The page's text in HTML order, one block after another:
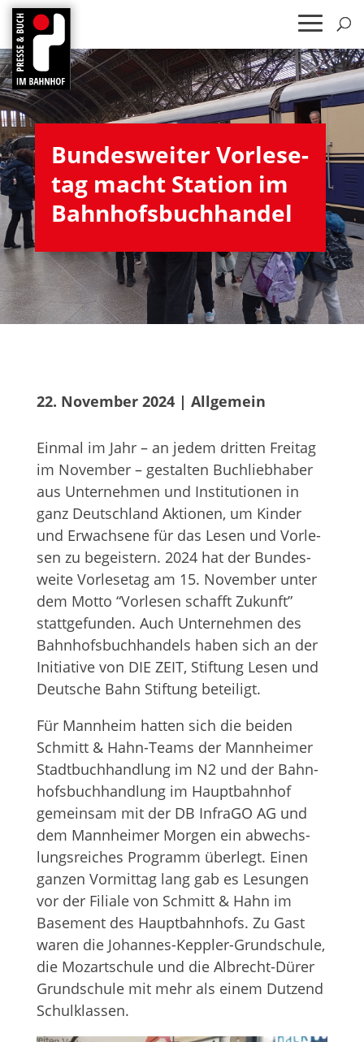
Bun­des­wei­ter Vor­le­se­
tag macht Sta­tion im
Bahnhofsbuchhandel
22. November 2024 | Allgemein
Ein­mal im Jahr – an jedem drit­ten Frei­tag
im Novem­ber – gestal­ten Buch­lieb­ha­ber
aus Unter­neh­men und Insti­tu­tio­nen in
ganz Deutsch­land Aktio­nen, um Kin­der
und Erwach­sene für das Lesen und Vor­le­
sen zu begeis­tern. 2024 hat der Bun­des­
weite Vor­le­se­tag am 15. Novem­ber unter
dem Motto “Vor­le­sen schafft Zukunft”
statt­ge­fun­den. Auch Unter­neh­men des
Bahn­hofs­buch­han­dels haben sich an der
Initia­tive von DIE ZEIT, Stif­tung Lesen und
Deut­sche Bahn Stif­tung beteiligt.
Für Mann­heim hat­ten sich die bei­den
Schmitt & Hahn-Teams der Mann­hei­mer
Stadt­buch­hand­lung im N2 und der Bahn­
hofs­buch­hand­lung im Haupt­bahn­hof
gemein­sam mit der DB InfraGO AG und
dem Mann­hei­mer Mor­gen ein abwechs­
lungs­rei­ches Pro­gramm über­legt. Einen
gan­zen Vor­mit­tag lang gab es Lesun­gen
vor der Filiale von Schmitt & Hahn im
Base­ment des Haupt­bahn­hofs. Zu Gast
waren die Johan­nes-Kepp­ler-Grund­schule,
die Mozart­schule und die Albrecht-Dürer
Grund­schule mit mehr als einem Dut­zend
Schulklassen.